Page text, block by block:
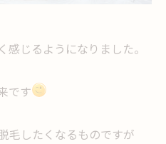
感じるようになりました。
です
毛したくなるものですが